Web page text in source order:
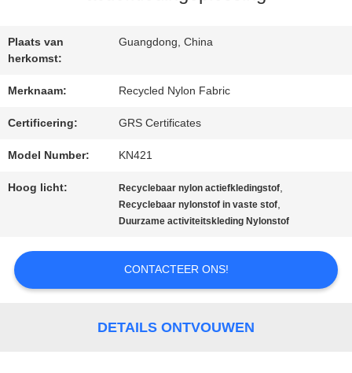
FABRIEKSREIS
KWALITEITSCONTROLE
CONTACTEER
ONS
GEVALLEN
Plaats van
herkomst:
Guangdong, China
Merknaam: Recycled Nylon Fabric
Certificering: GRS Certificates
Model Number: KN421
Hoog licht: Recyclebaar nylon actiefkledingstof,
Recyclebaar nylonstof in vaste stof,
Duurzame activiteitskleding Nylonstof
CONTACTEER ONS!
DETAILS ONTVOUWEN